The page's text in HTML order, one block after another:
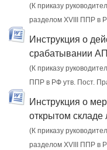
(К приказу
разделом XVIII ППР в
Инструкция о
срабатывании
(К приказу
ППР в РФ утв. Пост.
Инструкция о
открытом складе
(К приказу
разделом XVIII ППР в